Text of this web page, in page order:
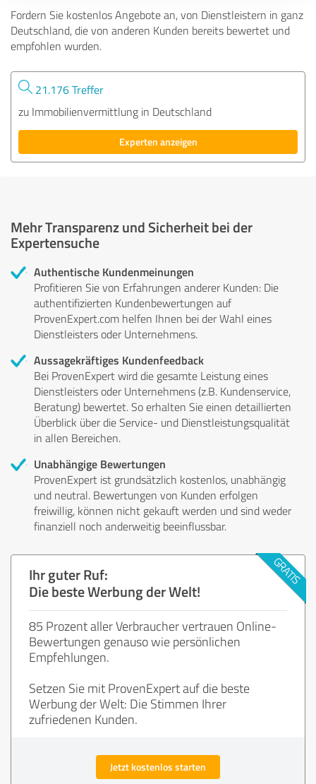
Fordern Sie kostenlos Angebote an, von Dienstleistern in ganz
Deutschland, die von anderen Kunden bereits bewertet und
empfohlen wurden.
21.176 Treffer
zu Immobilienvermittlung in Deutschland
Experten anzeigen
Mehr Transparenz und Sicherheit bei der
Expertensuche
Authentische Kundenmeinungen
Profitieren Sie von Erfahrungen anderer Kunden: Die
authentifizierten Kundenbewertungen auf
ProvenExpert.com helfen Ihnen bei der Wahl eines
Dienstleisters oder Unternehmens.
Aussagekräftiges Kundenfeedback
Bei ProvenExpert wird die gesamte Leistung eines
Dienstleisters oder Unternehmens (z.B. Kundenservice,
Beratung) bewertet. So erhalten Sie einen detaillierten
Überblick über die Service- und Dienstleistungsqualität
in allen Bereichen.
Unabhängige Bewertungen
ProvenExpert ist grundsätzlich kostenlos, unabhängig
und neutral. Bewertungen von Kunden erfolgen
freiwillig, können nicht gekauft werden und sind weder
finanziell noch anderweitig beeinflussbar.
Ihr guter Ruf:
Die beste Werbung der Welt!
85 Prozent aller Verbraucher vertrauen Online-
Bewertungen genauso wie persönlichen
Empfehlungen.
Setzen Sie mit ProvenExpert auf die beste
Werbung der Welt: Die Stimmen Ihrer
zufriedenen Kunden.
Jetzt kostenlos starten